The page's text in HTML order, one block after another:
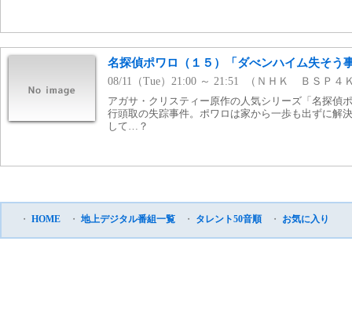
名探偵ポワロ（１５）「ダべンハイム失そう
08/11（Tue）21:00 ～ 21:51 （ＮＨＫ ＢＳＰ４
アガサ・クリスティー原作の人気シリーズ「名探偵
行頭取の失踪事件。ポワロは家から一歩も出ずに解
して…？
・ HOME ・ 地上デジタル番組一覧 ・ タレント50音順 ・ お気に入り